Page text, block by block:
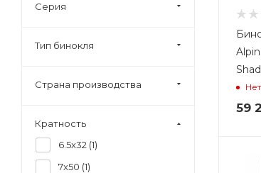
59
Серия
Тип бинокля
Страна производства
Кратность
6.5x32 (1)
7x50 (1)